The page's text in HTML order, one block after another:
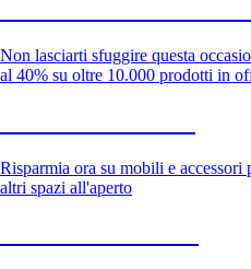
Non lasciarti sfuggire questa
al 40% su oltre 10.000 prodotti in
Risparmia ora su mobili e accessori
altri spazi all'aperto